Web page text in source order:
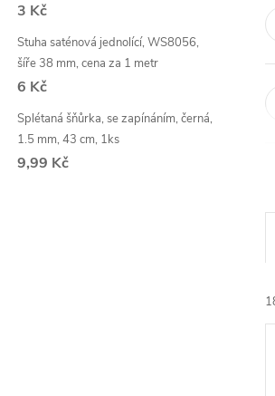
3 Kč
Stuha saténová jednolící, WS8056,
šíře 38 mm, cena za 1 metr
6 Kč
Splétaná šňůrka, se zapínáním, černá,
1.5 mm, 43 cm, 1ks
9,99 Kč